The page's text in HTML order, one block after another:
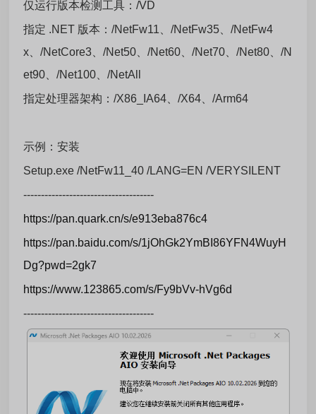
仅运行版本检测工具：/VD
指定 .NET 版本：/NetFw11、/NetFw35、/NetFw4
x、/NetCore3、/Net50、/Net60、/Net70、/Net80、/N
et90、/Net100、/NetAll
指定处理器架构：/X86_IA64、/X64、/Arm64
示例：安装
Setup.exe /NetFw11_40 /LANG=EN /VERYSILENT
-------------------------------------
https://pan.quark.cn/s/e913eba876c4
https://pan.baidu.com/s/1jOhGk2YmBI86YFN4WuyH
Dg?pwd=2gk7
https://www.123865.com/s/Fy9bVv-hVg6d
-------------------------------------